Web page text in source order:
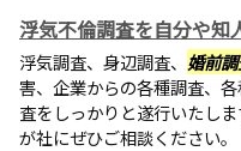
浮気不倫調査を自分や知
浮気調査、身辺調査、 婚前
害、企業からの各種調査、
査をしっかりと遂行いたし
が社にぜひご相談ください。